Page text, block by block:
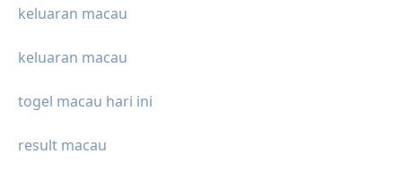
keluaran macau
keluaran macau
togel macau hari ini
result macau